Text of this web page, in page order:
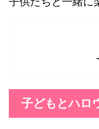
子どもとハロ